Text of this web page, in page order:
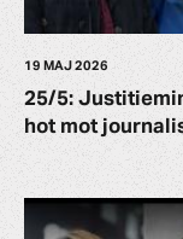
19 MAJ 2026
25/5:
hot mot